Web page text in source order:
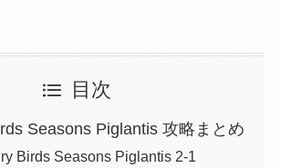
目次
Seasons Piglantis 攻略まとめ
Birds Seasons Piglantis 2-1